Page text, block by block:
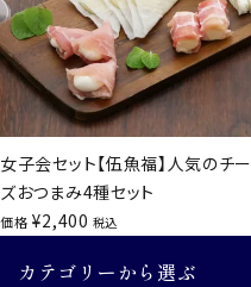
女子会セット【伍魚福】人気のチー
ズおつまみ4種セット
価格 ¥2,400 税込
カテゴリーから選ぶ